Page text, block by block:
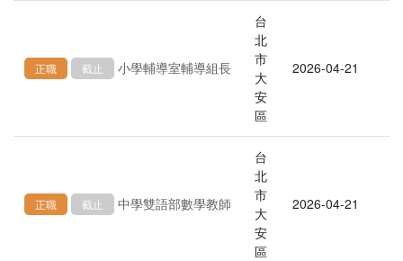
正職 截止 小學輔導室輔導組長
台
北
市
大
安
區
2026-04-21
正職 截止 中學雙語部數學教師
台
北
市
大
安
區
2026-04-21